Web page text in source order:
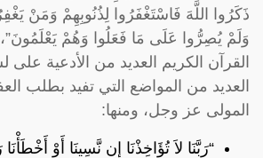
ذَكَرُوا اللَّهَ فَاسْتَغْفَرُوا لِذُنُوبِهِمْ وَمَنْ
وَلَمْ يُصِرُّوا عَلَى مَا فَعَلُوا وَهُمْ
القرآن الكريم العديد من الأدعية على
العديد من المواضع التي تفيد بطلب
المولى عز وجل، ومنها:
“رَبَّنَا لاَ تُؤَاخِذْنَا إِن نَّسِينَا أَوْ